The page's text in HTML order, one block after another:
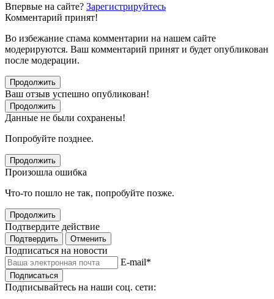
Впервые на сайте? Зарегистрируйтесь
Комментарий принят!
Во избежание спама комментарии на нашем сайте
модерируются. Ваш комментарий принят и будет опубликован
после модерации.
Продолжить
Ваш отзыв успешно опубликован!
Продолжить
Данные не были сохранены!
Попробуйте позднее.
Продолжить
Произошла ошибка
Что-то пошло не так, попробуйте позже.
Продолжить
Подтвердите действие
Подтвердить Отменить
Подписаться на новости
E-mail*
Подписаться
Подписывайтесь на наши соц. сети: